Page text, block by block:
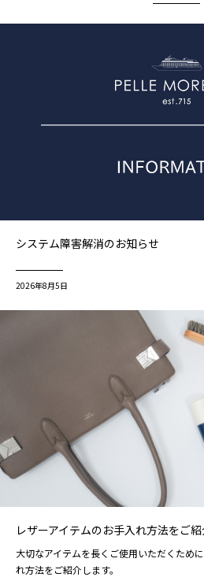
システム障害解消のお知らせ
2026年8月5日
レザーアイテムのお手入れ方法をご
大切なアイテムを長くご使用いただくため
れ方法をご紹介します。